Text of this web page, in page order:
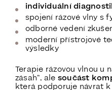
individuální
spojení rázové vlny s
odborné vedení
moderní přístrojové
výsledky
Terapie rázovou vlnou u
zásah“, ale součást
která podporuje návrat